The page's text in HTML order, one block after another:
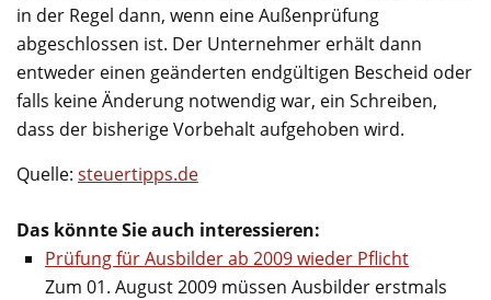
in der Regel dann, wenn eine Außenprüfung
abgeschlossen ist. Der Unternehmer erhält dann
entweder einen geänderten endgültigen Bescheid oder
falls keine Änderung notwendig war, ein Schreiben,
dass der bisherige Vorbehalt aufgehoben wird.
Quelle: steuertipps.de
Das könnte Sie auch interessieren:
Prüfung für Ausbilder ab 2009 wieder Pflicht
Zum 01. August 2009 müssen Ausbilder erstmals